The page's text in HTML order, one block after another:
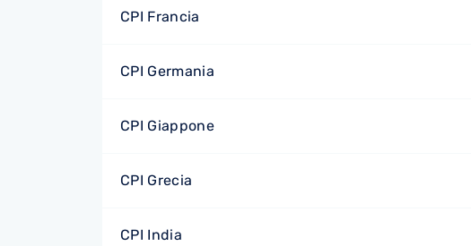
CPI Francia
CPI Germania
CPI Giappone
CPI Grecia
CPI India